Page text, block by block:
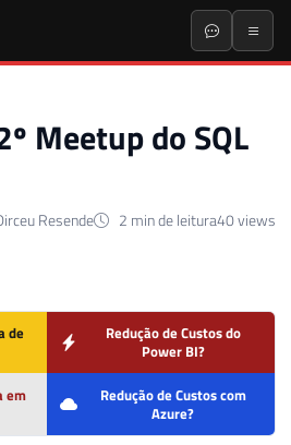
Meetup do SQL
Resende 2 min de leitura40 views
de
Redução de Custos do
Power BI?
em
Redução de Custos com
Azure?